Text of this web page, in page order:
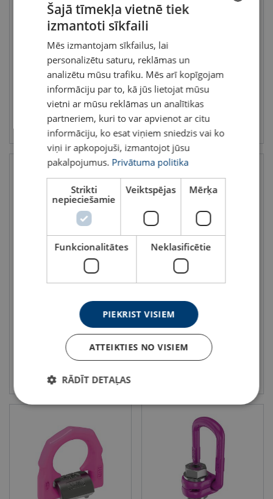
Piemetināma celšanas cilpa
Celtspēja : 1.5 - 16 tonnas
Skatīt Skatīt
Celšanas cilpa Starpoint RUD
Piemetināma celšanas cilpa
RUD VRBS
ENGLISH TRANSLATION
Šajā tīmekļa vietnē tiek
izmantoti sīkfaili
Mēs izmantojam sīkfailus, lai
personalizētu saturu, reklāmas un
analizētu mūsu trafiku. Mēs arī kopīgojam
informāciju par to, kā jūs lietojat mūsu
vietni ar mūsu reklāmas un analītikas
partneriem, kuri to var apvienot ar citu
informāciju, ko esat viņiem sniedzis vai ko
viņi ir apkopojuši, izmantojot jūsu
pakalpojumus. Privātuma politika
Strikti
nepieciešamie
Veiktspējas Mērķa
Funkcionalitātes Neklasificētie
PIEKRIST VISIEM
ATTEIKTIES NO VISIEM
RĀDĪT DETAĻAS